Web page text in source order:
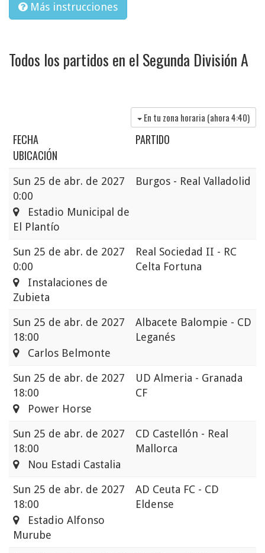
Más instrucciones
Todos los partidos en el Segunda División A
En tu zona horaria (ahora4:40)
FECHA
PARTIDO
UBICACIÓN
Sun 25 de abr. de 2027
0:00
Burgos - Real Valladolid
Estadio Municipal de
El Plantío
Sun 25 de abr. de 2027
0:00
Real Sociedad II - RC
Celta Fortuna
Instalaciones de
Zubieta
Sun 25 de abr. de 2027
18:00
Albacete Balompie - CD
Leganés
Carlos Belmonte
Sun 25 de abr. de 2027
18:00
UD Almeria - Granada
CF
Power Horse
Sun 25 de abr. de 2027
18:00
CD Castellón - Real
Mallorca
Nou Estadi Castalia
Sun 25 de abr. de 2027
18:00
AD Ceuta FC - CD
Eldense
Estadio Alfonso
Murube